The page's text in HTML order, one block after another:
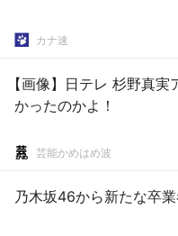
カナ速
【画像】日テレ 杉野真
かったのかよ！
芸能かめはめ波
乃木坂46から新たな卒